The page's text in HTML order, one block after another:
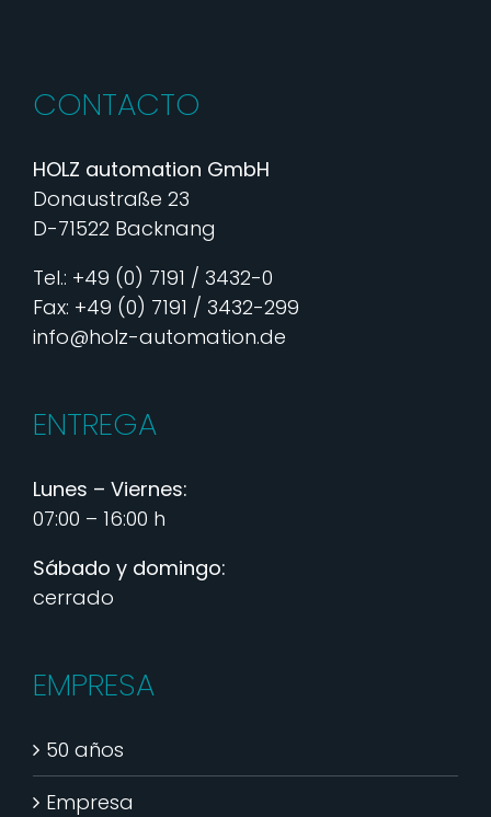
CONTACTO
HOLZ automation GmbH
Donaustraße 23
D-71522 Backnang
Tel.: +49 (0) 7191 / 3432-0
Fax: +49 (0) 7191 / 3432-299
info@holz-automation.de
ENTREGA
Lunes – Viernes:
07:00 – 16:00 h
Sábado y domingo:
cerrado
EMPRESA
50 años
Empresa